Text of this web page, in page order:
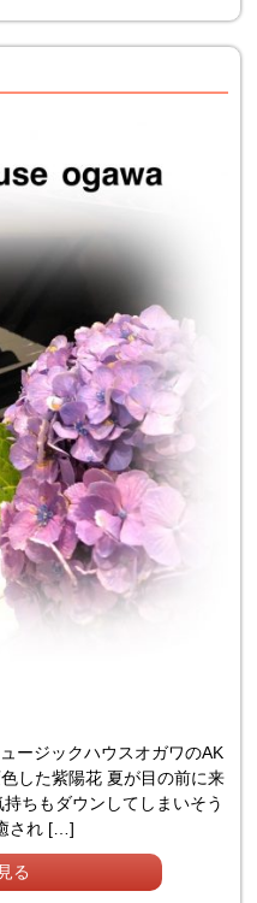
ージックハウスオガワのAK
した紫陽花 夏が目の前に来
ちもダウンしてしまいそう
され […]
る